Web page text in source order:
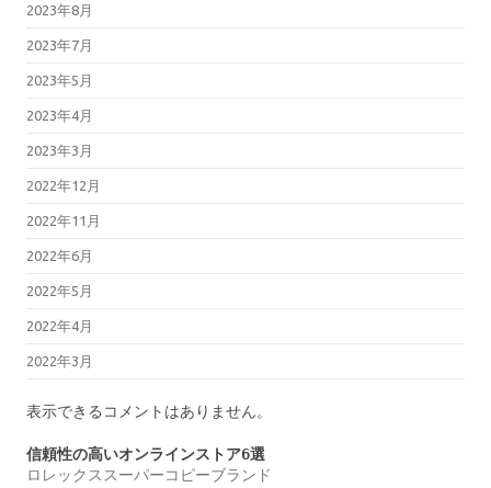
2023年8月
2023年7月
2023年5月
2023年4月
2023年3月
2022年12月
2022年11月
2022年6月
2022年5月
2022年4月
2022年3月
表示できるコメントはありません。
信頼性の高いオンラインストア6選
ロレックススーパーコピーブランド